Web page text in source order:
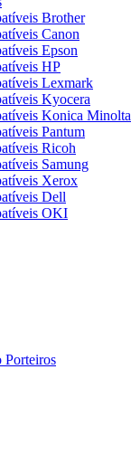
Brother
Canon
Epson
HP
Lexmark
Kyocera
Konica Minolta
Pantum
Ricoh
Samung
Xerox
Dell
OKI
Porteiros